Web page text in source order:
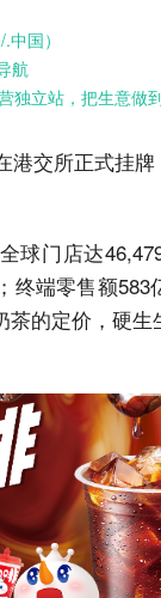
国）
航
独立站，把生意做
港交所正式挂
球门店达
终端零售额583
茶的定价，硬